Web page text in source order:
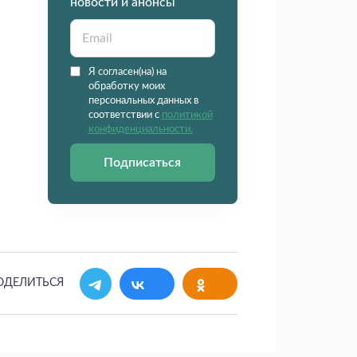
Я согласен(на) на
обработку моих
персональных данных в
соответствии с политикой
конфиденциальности.
Подписаться